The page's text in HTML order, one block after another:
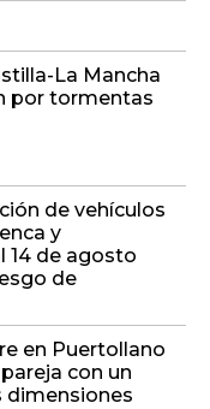
La Mancha
por tormentas
de vehículos
y
14 de agosto
de
en Puertollano
con un
dimensiones